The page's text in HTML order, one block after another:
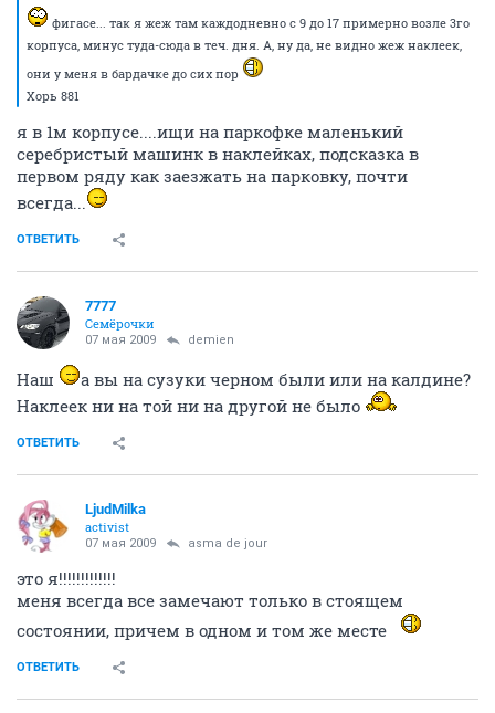
фигасе... так я жеж там каждодневно с 9 до 17 примерно возле 3го
корпуса, минус туда-сюда в теч. дня. А, ну да, не видно жеж наклеек,
они у меня в бардачке до сих пор
Хорь 881
я в 1м корпусе....ищи на паркофке маленький
серебристый машинк в наклейках, подсказка в
первом ряду как заезжать на парковку, почти
всегда...
ОТВЕТИТЬ
7777
Семёрочки
07 мая 2009 demien
Наш
а вы на сузуки черном были или на калдине?
Наклеек ни на той ни на другой не было
ОТВЕТИТЬ
LjudMilka
activist
07 мая 2009 asma de jour
это я!!!!!!!!!!!!!
меня всегда все замечают только в стоящем
состоянии, причем в одном и том же месте
ОТВЕТИТЬ